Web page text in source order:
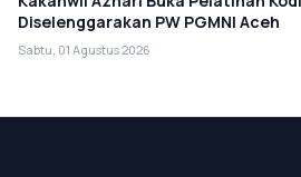
Diselenggarakan PW PGMNI Aceh
Sabtu, 01 Agustus 2026